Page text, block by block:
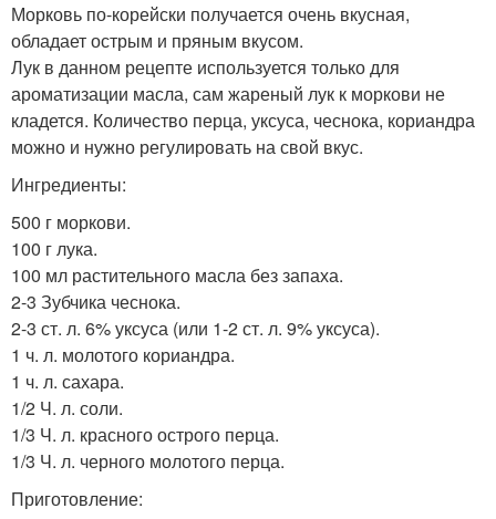
Морковь по-корейски получается очень вкусная,
обладает острым и пряным вкусом.
Лук в данном рецепте используется только для
ароматизации масла, сам жареный лук к моркови не
кладется. Количество перца, уксуса, чеснока, кориандра
можно и нужно регулировать на свой вкус.
Ингредиенты:
500 г моркови.
100 г лука.
100 мл растительного масла без запаха.
2-3 Зубчика чеснока.
2-3 ст. л. 6% уксуса (или 1-2 ст. л. 9% уксуса).
1 ч. л. молотого кориандра.
1 ч. л. сахара.
1/2 Ч. л. соли.
1/3 Ч. л. красного острого перца.
1/3 Ч. л. черного молотого перца.
Приготовление: